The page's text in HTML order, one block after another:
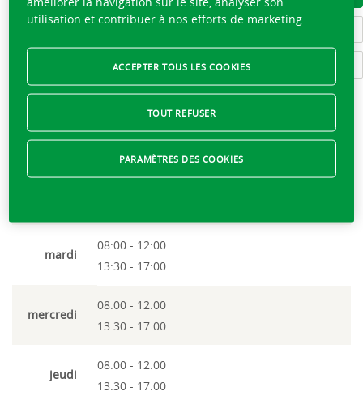
DÉCOUVRIR L'ÉQUIPE
ÉCRIRE À PHILIPP PREVIDOLI
Actuellement fermé,ouvre demain à 08:00
mardi
08:00 - 12:00
13:30 - 17:00
mercredi
08:00 - 12:00
13:30 - 17:00
jeudi
08:00 - 12:00
13:30 - 17:00
utilisation et contribuer à nos efforts de marketing.
TOUT REFUSER
ACCEPTER TOUS LES COOKIES
PARAMÈTRES DES COOKIES